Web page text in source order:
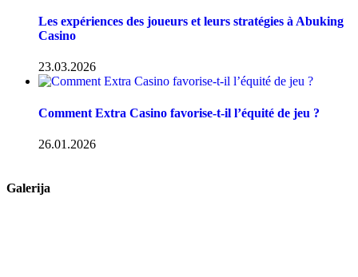
Les expériences des joueurs et leurs stratégies à Abuking
Casino
23.03.2026
Comment Extra Casino favorise-t-il l’équité de jeu ?
26.01.2026
Galerija